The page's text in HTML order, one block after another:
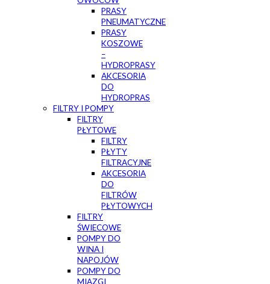
PRASY
PNEUMATYCZNE
PRASY
KOSZOWE
–
HYDROPRASY
AKCESORIA
DO
HYDROPRAS
FILTRY I POMPY
FILTRY
PŁYTOWE
FILTRY
PŁYTY
FILTRACYJNE
AKCESORIA
DO
FILTRÓW
PŁYTOWYCH
FILTRY
ŚWIECOWE
POMPY DO
WINA I
NAPOJÓW
POMPY DO
MIAZGI